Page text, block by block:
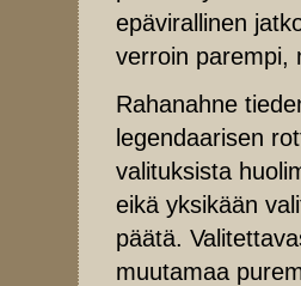
epävirallinen
verroin parempi,
Rahanahne
legendaarisen
valituksista
eikä yksikään
päätä.
muutamaa